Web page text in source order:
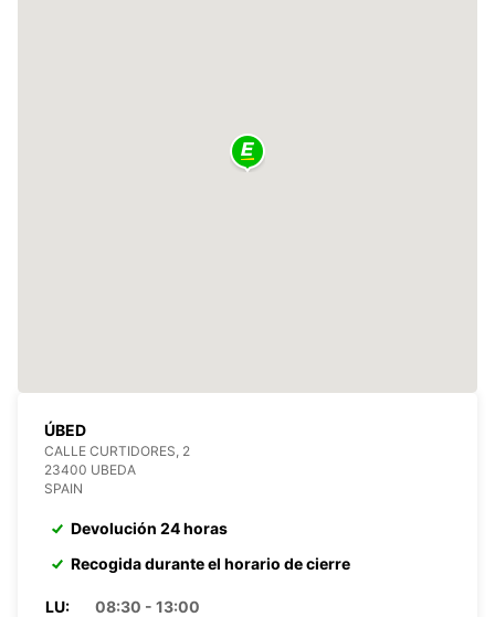
ÚBED
CALLE CURTIDORES, 2
23400 UBEDA
SPAIN
Devolución 24 horas
Recogida durante el horario de cierre
LU:
08:30 - 13:00